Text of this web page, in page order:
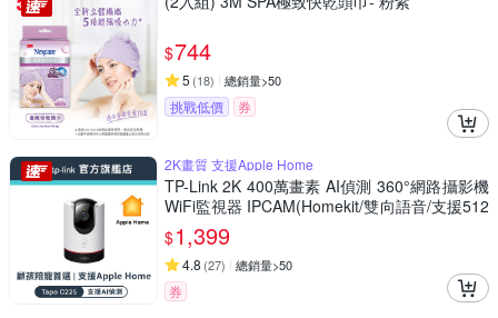
$744
5 (18) 總銷量>50
挑戰低價 券
2K畫質 支援Apple Home
TP-Link 2K 400萬畫素 AI偵測 360°網路攝影機
WiFi監視器 IPCAM(Homekit/雙向語音/支援512
G//Tapo C225)
$1,399
4.8 (27) 總銷量>50
券